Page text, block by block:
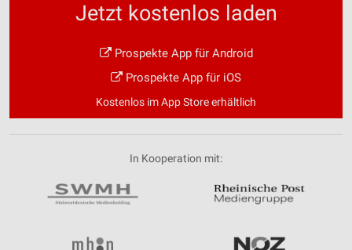
Jetzt kostenlos laden
Prospekte App für Android
Prospekte App für iOS
Kostenlos im App Store erhältlich
In Kooperation mit:
Entwicklung und Verbesserung der Angebote
Verwendung reduzierter Daten zur Auswahl von
Verwendung genauer Standortdaten
Informationen identifizieren
Nicht-IAB-Verarbeitungszwecke:
Performance